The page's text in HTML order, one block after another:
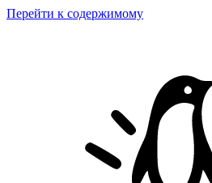
Перейти к содержимому